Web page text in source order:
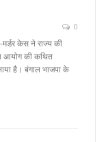
0
केस ने राज्य की
आयोग की कथित
है। बंगाल भाजपा के